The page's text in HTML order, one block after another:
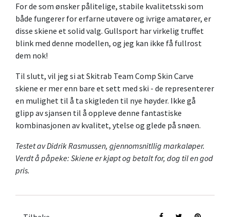
For de som ønsker pålitelige, stabile kvalitetsski som
både fungerer for erfarne utøvere og ivrige amatører, er
disse skiene et solid valg. Gullsport har virkelig truffet
blink med denne modellen, og jeg kan ikke få fullrost
dem nok!
Til slutt, vil jeg si at Skitrab Team Comp Skin Carve
skiene er mer enn bare et sett med ski - de representerer
en mulighet til å ta skigleden til nye høyder. Ikke gå
glipp av sjansen til å oppleve denne fantastiske
kombinasjonen av kvalitet, ytelse og glede på snøen.
Testet av Didrik Rasmussen, gjennomsnitllig markaløper.
Verdt å påpeke: Skiene er kjøpt og betalt for, dog til en god
pris.